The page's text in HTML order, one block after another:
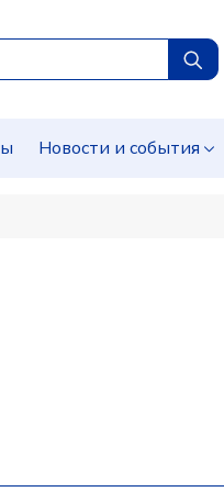
Новости и события